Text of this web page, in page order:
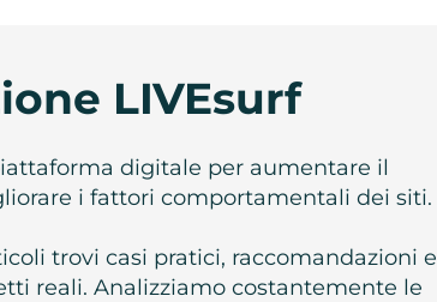
LIVEsurf
digitale per aumentare il
i fattori comportamentali dei siti.
trovi casi pratici, raccomandazioni e
reali. Analizziamo costantemente le